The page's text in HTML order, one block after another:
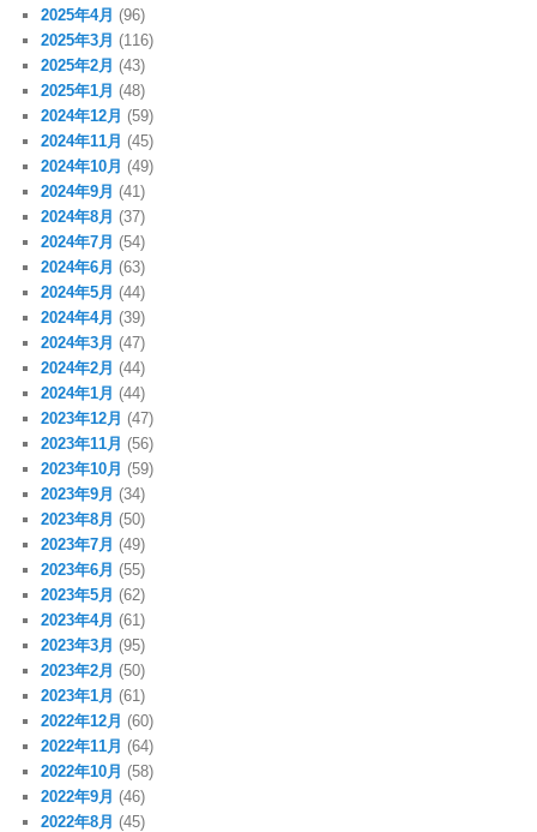
2025年4月 (96)
2025年3月 (116)
2025年2月 (43)
2025年1月 (48)
2024年12月 (59)
2024年11月 (45)
2024年10月 (49)
2024年9月 (41)
2024年8月 (37)
2024年7月 (54)
2024年6月 (63)
2024年5月 (44)
2024年4月 (39)
2024年3月 (47)
2024年2月 (44)
2024年1月 (44)
2023年12月 (47)
2023年11月 (56)
2023年10月 (59)
2023年9月 (34)
2023年8月 (50)
2023年7月 (49)
2023年6月 (55)
2023年5月 (62)
2023年4月 (61)
2023年3月 (95)
2023年2月 (50)
2023年1月 (61)
2022年12月 (60)
2022年11月 (64)
2022年10月 (58)
2022年9月 (46)
2022年8月 (45)